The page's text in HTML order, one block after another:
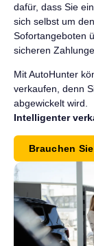
dafür, dass Sie
sich selbst um
Sofortangeboten
sicheren
Mit AutoHunter
verkaufen, denn
abgewickelt wird.
Intelligenter
Brauchen